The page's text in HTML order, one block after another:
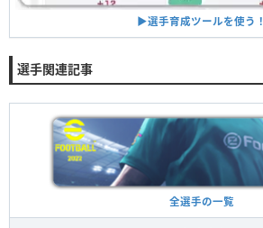
▶︎選手育成ツールを使う！
選手関連記事
全選手の一覧